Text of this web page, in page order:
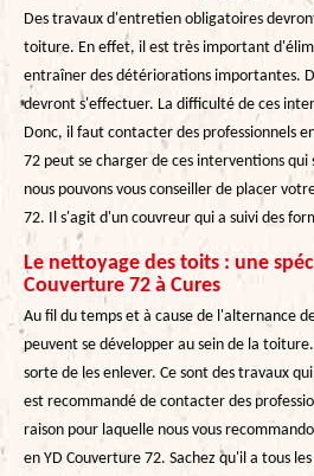
Des travaux d'entretien obligatoires
toiture. En effet, il est très important
entraîner des détériorations importantes.
devront s'effectuer. La difficulté de ces
Donc, il faut contacter des professionnels
72 peut se charger de ces interventions qui
nous pouvons vous conseiller de placer
72. Il s'agit d'un couvreur qui a suivi des
Le nettoyage des toits : une
Couverture 72 à Cures
Au fil du temps et à cause de l'alternance
peuvent se développer au sein de la
sorte de les enlever. Ce sont des travaux
est recommandé de contacter des
raison pour laquelle nous vous
en YD Couverture 72. Sachez qu'il a tous